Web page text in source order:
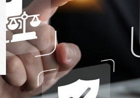
Другие услуги